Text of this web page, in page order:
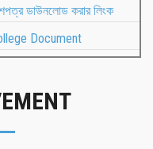
ডাউনলোড করার লিংক
Document